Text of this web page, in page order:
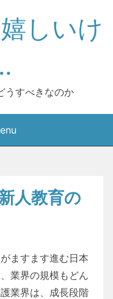
しいけ
うすべきなのか
人教育の
ますます進む日本
業界の規模もどん
業界は、成長段階